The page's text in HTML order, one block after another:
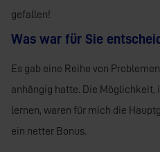
gefallen!
Was war für Sie
Es gab eine Reihe von
anhängig hatte. Die Möglichkeit,
lernen, waren für mich die
ein netter Bonus.